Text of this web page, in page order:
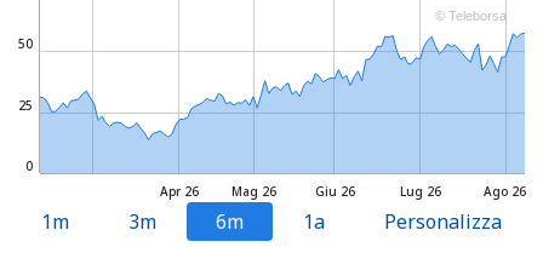
Mag 26 Lug 26
Apr 26 Giu 26 Ago 26
0
25
50
© Teleborsa
1m 3m 6m 1a Personalizza